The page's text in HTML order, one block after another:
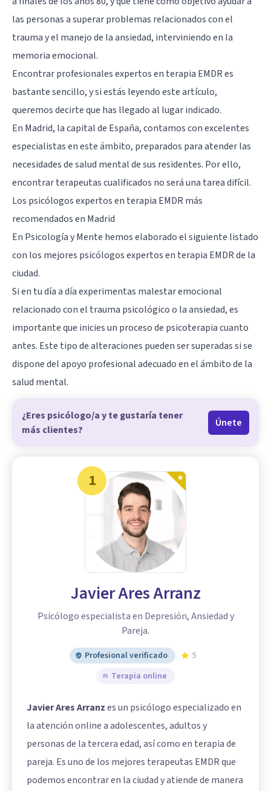
las personas a superar problemas relacionados con el
trauma y el manejo de la ansiedad, interviniendo en la
memoria emocional.
Encontrar profesionales expertos en terapia EMDR es
bastante sencillo, y si estás leyendo este artículo,
queremos decirte que has llegado al lugar indicado.
En Madrid, la capital de España, contamos con excelentes
especialistas en este ámbito, preparados para atender las
necesidades de salud mental de sus residentes. Por ello,
encontrar terapeutas cualificados no será una tarea difícil.
Los psicólogos expertos en terapia EMDR más
recomendados en Madrid
En Psicología y Mente hemos elaborado el siguiente listado
con los mejores psicólogos expertos en terapia EMDR de la
ciudad.
Si en tu día a día experimentas malestar emocional
relacionado con el trauma psicológico o la ansiedad, es
importante que inicies un proceso de psicoterapia cuanto
antes. Este tipo de alteraciones pueden ser superadas si se
dispone del apoyo profesional adecuado en el ámbito de la
salud mental.
¿Eres psicólogo/a y te gustaría tener
más clientes?
Únete
1
Javier Ares Arranz
Psicólogo especialista en Depresión, Ansiedad y
Pareja.
Profesional verificado
5
Terapia online
Javier Ares Arranzes un psicólogo especializado en
la atención online a adolescentes, adultos y
personas de la tercera edad, así como en terapia de
pareja. Es uno de los mejores terapeutas EMDR que
podemos encontrar en la ciudad y atiende de manera